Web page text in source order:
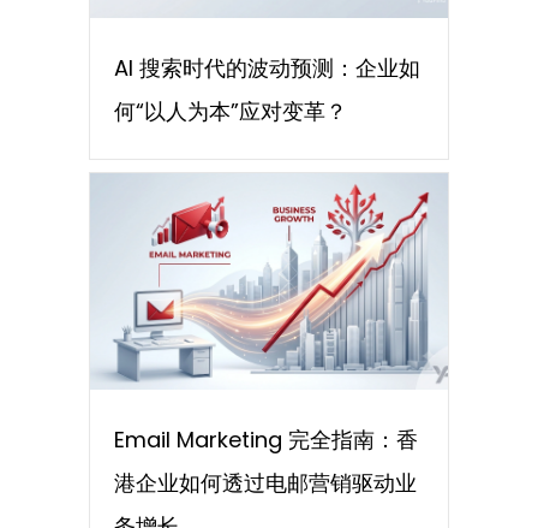
AI 搜索时代的波动预测：企业如
何“以人为本”应对变革？
Email Marketing 完全指南：香
港企业如何透过电邮营销驱动业